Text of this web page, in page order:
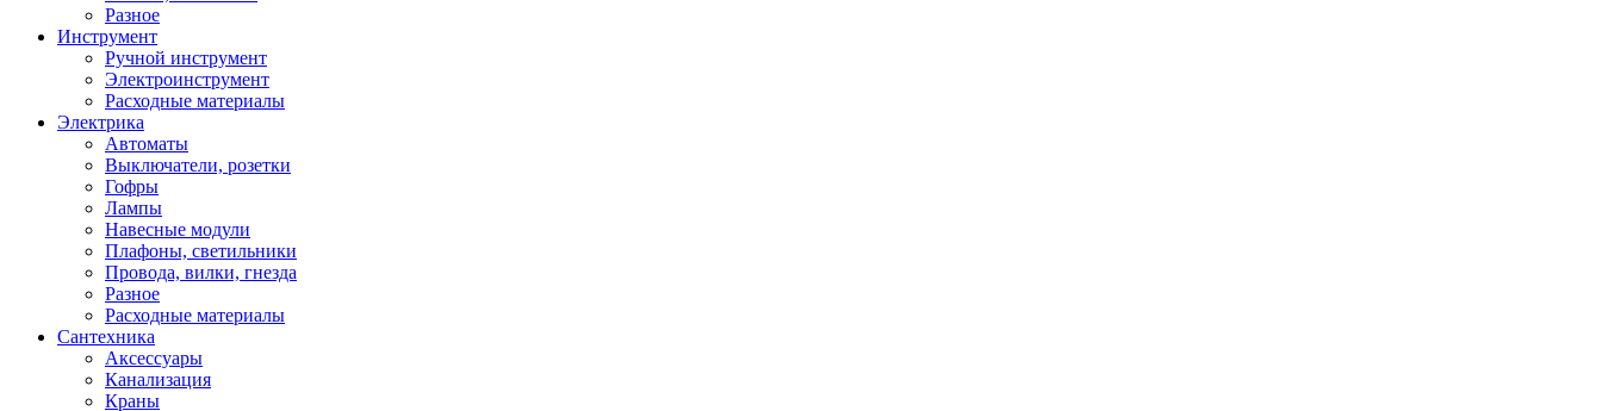
Разное
Инструмент
Ручной инструмент
Электроинструмент
Расходные материалы
Электрика
Автоматы
Выключатели, розетки
Гофры
Лампы
Навесные модули
Плафоны, светильники
Провода, вилки, гнезда
Разное
Расходные материалы
Сантехника
Аксессуары
Канализация
Краны